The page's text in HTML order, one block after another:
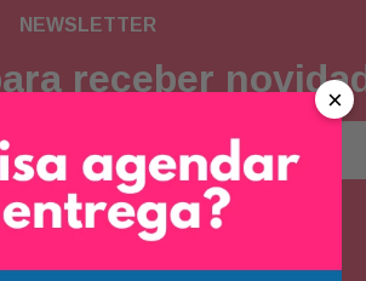
NEWSLETTER
receber
com a política de privacidade
×